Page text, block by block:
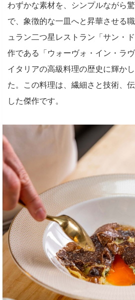
わずかな素材を、シンプルながら
で、象徴的な一皿へと昇華させる
ュラン二つ星レストラン「サン・
作である「ウォーヴォ・イン・ラ
イタリアの高級料理の歴史に輝か
た。この料理は、繊細さと技術、
した傑作です。